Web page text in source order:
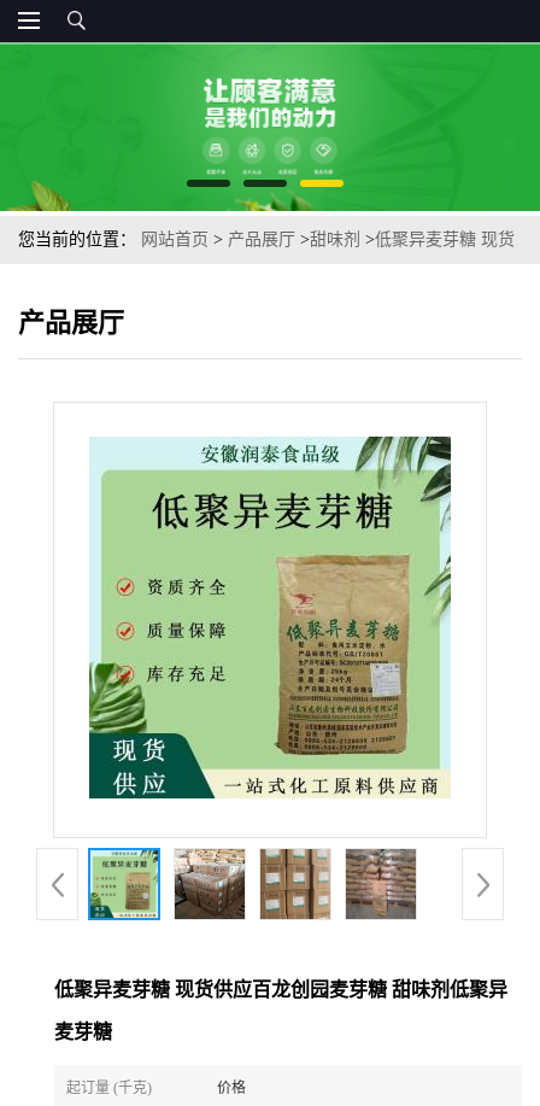
您当前的位置： 网站首页 > 产品展厅 >甜味剂 >低聚异麦芽糖 现货
产品展厅
低聚异麦芽糖 现货供应百龙创园麦芽糖 甜味剂低聚异
麦芽糖
起订量 (千克) 价格